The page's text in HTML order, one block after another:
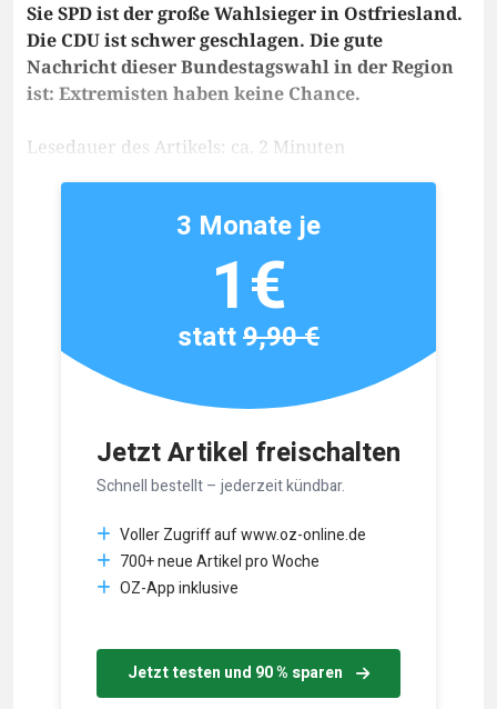
Sie SPD ist der große Wahlsieger in Ostfriesland.
Die CDU ist schwer geschlagen. Die gute
Nachricht dieser Bundestagswahl in der Region
ist: Extremisten haben keine Chance.
Lesedauer des Artikels: ca. 2 Minuten
Jetzt Artikel freischalten
Schnell bestellt – jederzeit kündbar.
Voller Zugriff auf www.oz-online.de
700+ neue Artikel pro Woche
OZ-App inklusive
Jetzt testen und 90 % sparen
3 Monate je
1€
statt9,90 €